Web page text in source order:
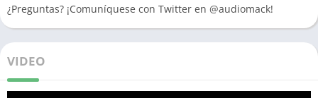
¿Preguntas? ¡Comuníquese con Twitter en @audiomack!
VIDEO